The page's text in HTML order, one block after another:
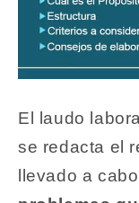
El laudo
se redacta el
llevado a